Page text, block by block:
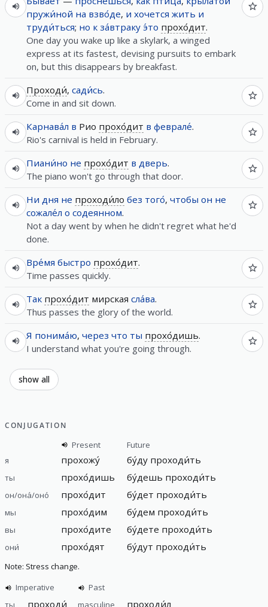
пружи́ной на взво́де, и хочется жить и
труди́ться; но к за́втраку э́то прохо́дит.
One day you wake up like a skylark, a winged
express at its fastest, devising pursuits to embark
on, but this disappears by breakfast.
Проходи́, сади́сь.
Come in and sit down.
Карнава́л в Рио прохо́дит в феврале́.
Rio's carnival is held in February.
Пиани́но не прохо́дит в дверь.
The piano won't go through that door.
Ни дня не проходи́ло без того́, чтобы он не
сожале́л о содеянном.
Not a day went by when he didn't regret what he'd
done.
Вре́мя быстро прохо́дит.
Time passes quickly.
Так прохо́дит мирская сла́ва.
Thus passes the glory of the world.
Я понима́ю, через что ты прохо́дишь.
I understand what you're going through.
show all
CONJUGATION
Present
Future
я
прохожу́ бу́ду проходи́ть
ты прохо́дишь бу́дешь проходи́ть
он/она́/оно́ прохо́дит бу́дет проходи́ть
мы прохо́дим бу́дем проходи́ть
вы прохо́дите бу́дете проходи́ть
они́ прохо́дят бу́дут проходи́ть
Note: Stress change.
Imperative
ты
проходи́
Past
masculine
проходи́л